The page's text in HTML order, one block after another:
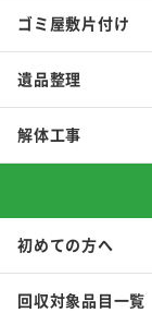
ゴミ屋敷片付け
遺品整理
解体工事
初めての方へ
回収対象品目一覧